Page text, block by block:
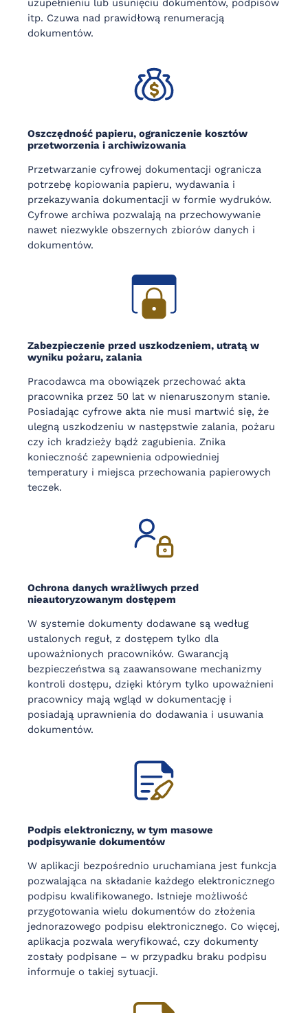
uzupełnieniu lub usunięciu dokumentów, podpisów
itp. Czuwa nad prawidłową renumeracją
dokumentów.
Oszczędność papieru, ograniczenie kosztów
przetworzenia i archiwizowania
Przetwarzanie cyfrowej dokumentacji ogranicza
potrzebę kopiowania papieru, wydawania i
przekazywania dokumentacji w formie wydruków.
Cyfrowe archiwa pozwalają na przechowywanie
nawet niezwykle obszernych zbiorów danych i
dokumentów.
Zabezpieczenie przed uszkodzeniem, utratą w
wyniku pożaru, zalania
Pracodawca ma obowiązek przechować akta
pracownika przez 50 lat w nienaruszonym stanie.
Posiadając cyfrowe akta nie musi martwić się, że
ulegną uszkodzeniu w następstwie zalania, pożaru
czy ich kradzieży bądź zagubienia. Znika
konieczność zapewnienia odpowiedniej
temperatury i miejsca przechowania papierowych
teczek.
Ochrona danych wrażliwych przed
nieautoryzowanym dostępem
W systemie dokumenty dodawane są według
ustalonych reguł, z dostępem tylko dla
upoważnionych pracowników. Gwarancją
bezpieczeństwa są zaawansowane mechanizmy
kontroli dostępu, dzięki którym tylko upoważnieni
pracownicy mają wgląd w dokumentację i
posiadają uprawnienia do dodawania i usuwania
dokumentów.
Podpis elektroniczny, w tym masowe
podpisywanie dokumentów
W aplikacji bezpośrednio uruchamiana jest funkcja
pozwalająca na składanie każdego elektronicznego
podpisu kwalifikowanego. Istnieje możliwość
przygotowania wielu dokumentów do złożenia
jednorazowego podpisu elektronicznego. Co więcej,
aplikacja pozwala weryfikować, czy dokumenty
zostały podpisane – w przypadku braku podpisu
informuje o takiej sytuacji.